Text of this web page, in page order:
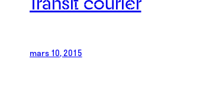
mars 10, 2015